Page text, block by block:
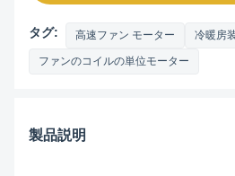
タグ: 高速ファン モーター 冷暖房
ファンのコイルの単位モーター
製品説明